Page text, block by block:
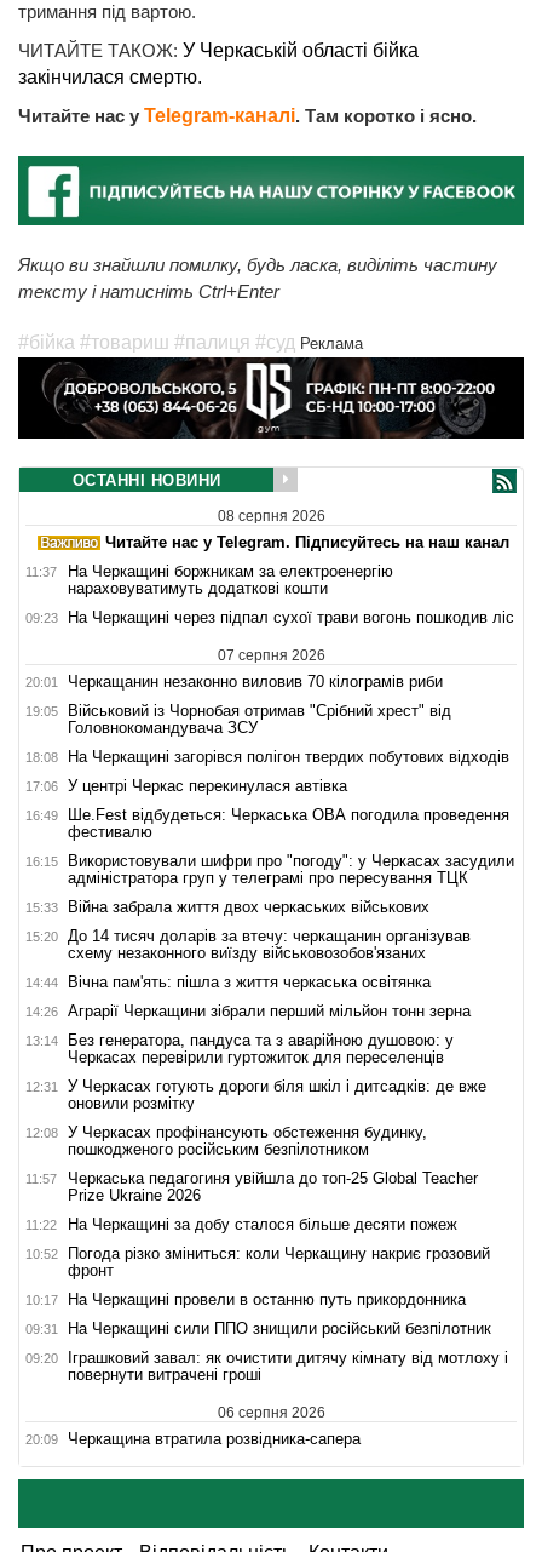
тримання під вартою.
ЧИТАЙТЕ ТАКОЖ: У Черкаській області бійка
закінчилася смертю.
Читайте нас у Telegram-каналі. Там коротко і ясно.
Якщо ви знайшли помилку, будь ласка, виділіть частину
тексту і натисніть Ctrl+Enter
#бійка #товариш #палиця #суд Реклама
ОСТАННІ НОВИНИ
08 серпня 2026
Читайте нас у Telegram. Підписуйтесь на наш канал
11:37
На Черкащині боржникам за електроенергію
нараховуватимуть додаткові кошти
09:23 На Черкащині через підпал сухої трави вогонь пошкодив ліс
07 серпня 2026
20:01 Черкащанин незаконно виловив 70 кілограмів риби
19:05
Військовий із Чорнобая отримав "Срібний хрест" від
Головнокомандувача ЗСУ
18:08 На Черкащині загорівся полігон твердих побутових відходів
17:06 У центрі Черкас перекинулася автівка
16:49
Ше.Fest відбудеться: Черкаська ОВА погодила проведення
фестивалю
16:15
Використовували шифри про "погоду": у Черкасах засудили
адміністратора груп у телеграмі про пересування ТЦК
15:33 Війна забрала життя двох черкаських військових
15:20
До 14 тисяч доларів за втечу: черкащанин організував
схему незаконного виїзду військовозобов'язаних
14:44 Вічна пам'ять: пішла з життя черкаська освітянка
14:26 Аграрії Черкащини зібрали перший мільйон тонн зерна
13:14
Без генератора, пандуса та з аварійною душовою: у
Черкасах перевірили гуртожиток для переселенців
12:31
У Черкасах готують дороги біля шкіл і дитсадків: де вже
оновили розмітку
12:08
У Черкасах профінансують обстеження будинку,
пошкодженого російським безпілотником
11:57
Черкаська педагогиня увійшла до топ-25 Global Teacher
Prize Ukraine 2026
11:22 На Черкащині за добу сталося більше десяти пожеж
10:52
Погода різко зміниться: коли Черкащину накриє грозовий
фронт
10:17 На Черкащині провели в останню путь прикордонника
09:31 На Черкащині сили ППО знищили російський безпілотник
09:20
Іграшковий завал: як очистити дитячу кімнату від мотлоху і
повернути витрачені гроші
06 серпня 2026
20:09 Черкащина втратила розвідника-сапера